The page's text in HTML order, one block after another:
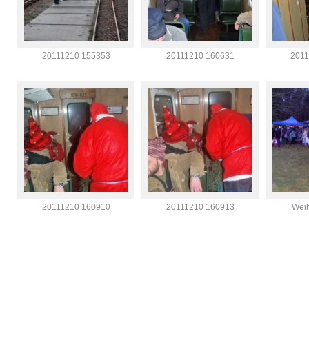
20111210 155353 20111210 160631
20111210 160910 20111210 160913